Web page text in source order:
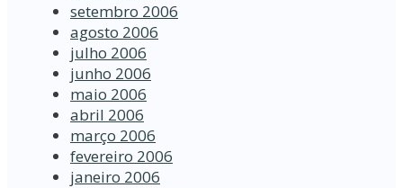
setembro 2006
agosto 2006
julho 2006
junho 2006
maio 2006
abril 2006
março 2006
fevereiro 2006
janeiro 2006